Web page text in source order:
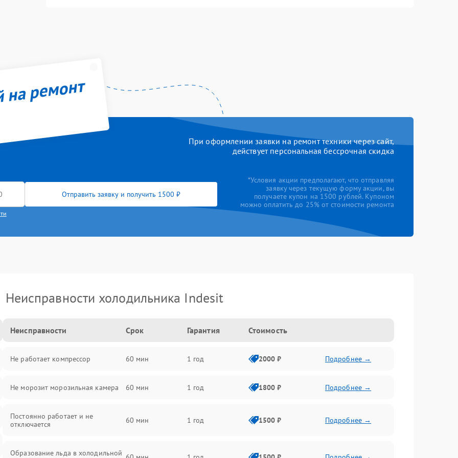
ремонт
При оформлении заявки на ремонт техники через сайт,
действует персональная бессрочная скидка
Отправить заявку и получить 1500 ₽
*Условия акции предполагают, что отправляя
заявку через текущую форму акции, вы
получаете купон на 1500 рублей. Купоном
можно оплатить до 25% от стоимости ремонта
Неисправности холодильника Indesit
Неисправности Срок Гарантия Стоимость
Не работает компрессор 60 мин 1 год 2000 ₽ Подробнее →
Не морозит морозильная камера 60 мин 1 год 1800 ₽ Подробнее →
Постоянно работает и не
отключается
60 мин 1 год 1500 ₽ Подробнее →
Образование льда в холодильной